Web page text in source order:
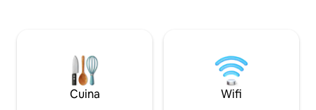
de la terrassa. L'escenari perfecte per a
una tarda de descans o per observar les
estrelles a la nit. Observa la fauna
salvatge i els animals de granja o pesca
capacitat per a 4
a una família o
tranquil·litat i
Gaudeix de
Cuina Wifi